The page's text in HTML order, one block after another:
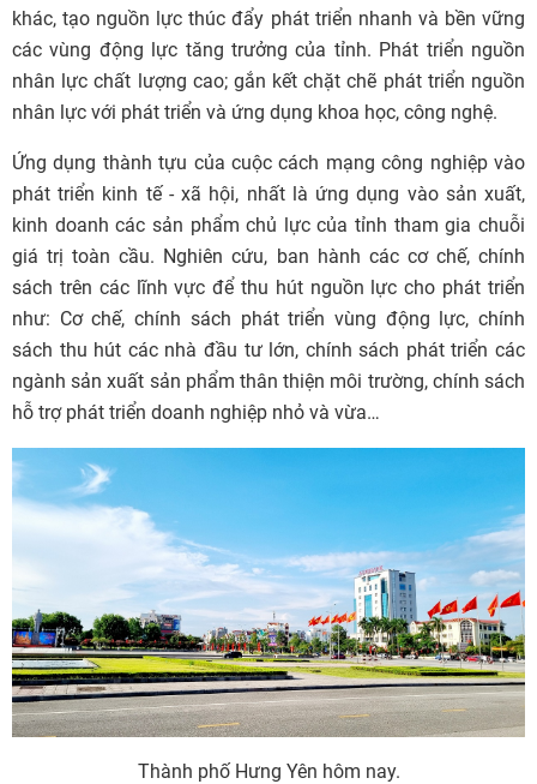
khác, tạo nguồn lực thúc đẩy phát triển nhanh và bền vững
các vùng động lực tăng trưởng của tỉnh. Phát triển nguồn
nhân lực chất lượng cao; gắn kết chặt chẽ phát triển nguồn
nhân lực với phát triển và ứng dụng khoa học, công nghệ.
Ứng dụng thành tựu của cuộc cách mạng công nghiệp vào
phát triển kinh tế - xã hội, nhất là ứng dụng vào sản xuất,
kinh doanh các sản phẩm chủ lực của tỉnh tham gia chuỗi
giá trị toàn cầu. Nghiên cứu, ban hành các cơ chế, chính
sách trên các lĩnh vực để thu hút nguồn lực cho phát triển
như: Cơ chế, chính sách phát triển vùng động lực, chính
sách thu hút các nhà đầu tư lớn, chính sách phát triển các
ngành sản xuất sản phẩm thân thiện môi trường, chính sách
hỗ trợ phát triển doanh nghiệp nhỏ và vừa…
Thành phố Hưng Yên hôm nay.